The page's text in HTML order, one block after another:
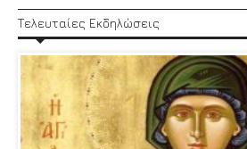
Τελευταίες Εκδηλώσεις